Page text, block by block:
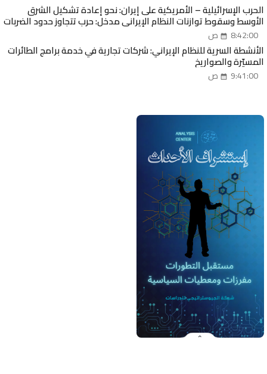
الحرب الإسرائيلية – الأمريكية على إيران: نحو إعادة تشكيل الشرق
الأوسط وسقوط توازنات النظام الإيراني مدخل: حرب تتجاوز حدود الضربات
العسكرية
8:42:00 ص
الأنشطة السرية للنظام الإيراني: شركات تجارية في خدمة برامج الطائرات
المسيّرة والصواريخ
9:41:00 ص